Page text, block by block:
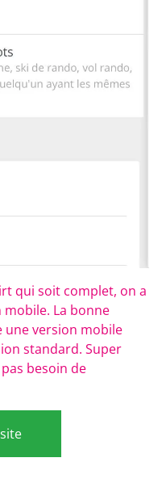
qui soit complet, on a
mobile. La bonne
une version mobile
standard. Super
besoin de